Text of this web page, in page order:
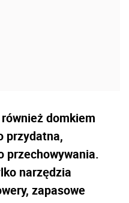
domkiem
przydatna,
przechowywania.
narzędzia
zapasowe